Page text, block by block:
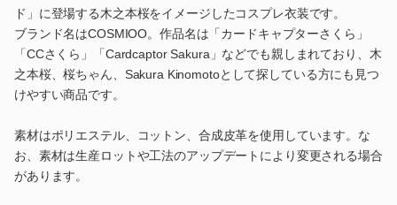
ド」に登場する木之本桜をイメージしたコスプレ衣装です。
ブランド名はCOSMIOO。作品名は「カードキャプターさくら」
「CCさくら」「Cardcaptor Sakura」などでも親しまれており、木
之本桜、桜ちゃん、Sakura Kinomotoとして探している方にも見つ
けやすい商品です。
素材はポリエステル、コットン、合成皮革を使用しています。な
お、素材は生産ロットや工法のアップデートにより変更される場合
があります。